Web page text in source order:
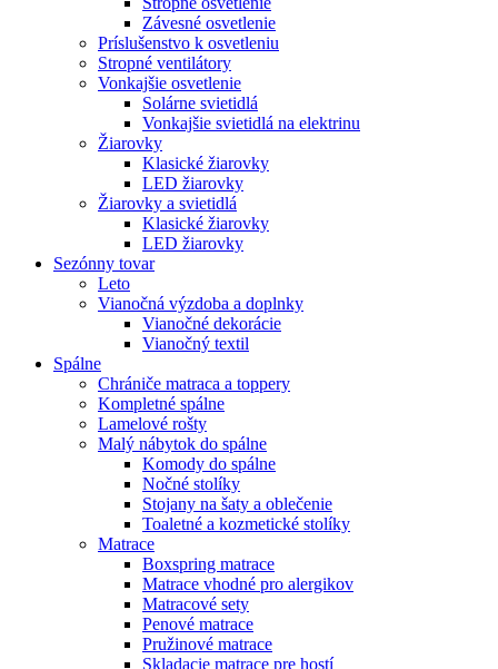
Závesné osvetlenie
Príslušenstvo k osvetleniu
Stropné ventilátory
Vonkajšie osvetlenie
Solárne svietidlá
Vonkajšie svietidlá na elektrinu
Žiarovky
Klasické žiarovky
LED žiarovky
Žiarovky a svietidlá
Klasické žiarovky
LED žiarovky
Sezónny tovar
Leto
Vianočná výzdoba a doplnky
Vianočné dekorácie
Vianočný textil
Spálne
Chrániče matraca a toppery
Kompletné spálne
Lamelové rošty
Malý nábytok do spálne
Komody do spálne
Nočné stolíky
Stojany na šaty a oblečenie
Toaletné a kozmetické stolíky
Matrace
Boxspring matrace
Matrace vhodné pro alergikov
Matracové sety
Penové matrace
Pružinové matrace
Skladacie matrace pre hostí